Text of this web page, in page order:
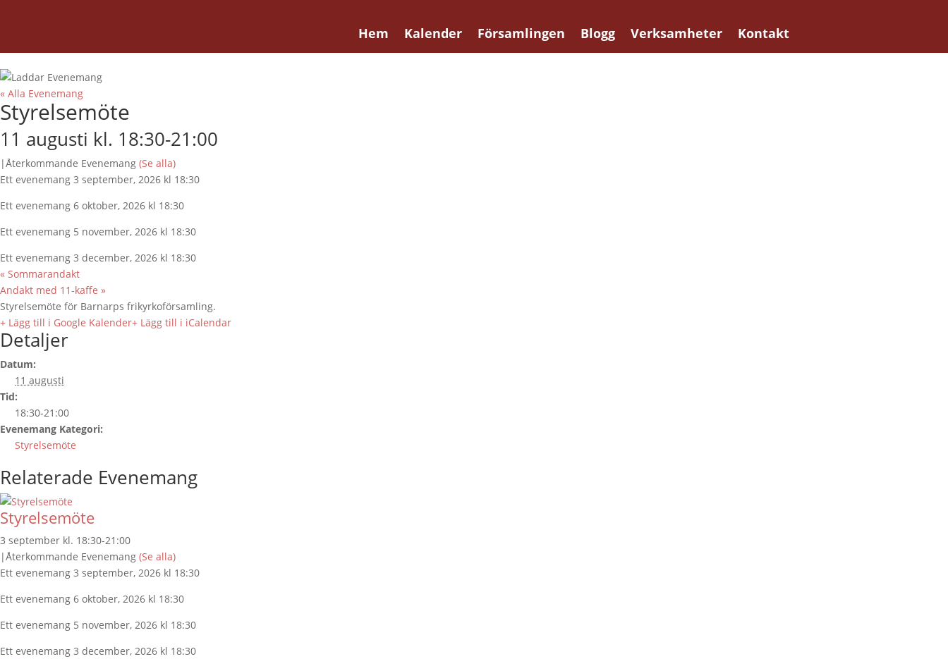
Hem Kalender Församlingen Blogg Verksamheter Kontakt
« Alla Evenemang
Styrelsemöte
11 augusti kl. 18:30-21:00
|Återkommande Evenemang (Se alla)
Ett evenemang 3 september, 2026 kl 18:30
Ett evenemang 6 oktober, 2026 kl 18:30
Ett evenemang 5 november, 2026 kl 18:30
Ett evenemang 3 december, 2026 kl 18:30
« Sommarandakt
Andakt med 11-kaffe »
Styrelsemöte för Barnarps frikyrkoförsamling.
+ Lägg till i Google Kalender+ Lägg till i iCalendar
Detaljer
Datum:
11 augusti
Tid:
18:30-21:00
Evenemang Kategori:
Styrelsemöte
Relaterade Evenemang
Styrelsemöte
3 september kl. 18:30-21:00
|Återkommande Evenemang (Se alla)
Ett evenemang 3 september, 2026 kl 18:30
Ett evenemang 6 oktober, 2026 kl 18:30
Ett evenemang 5 november, 2026 kl 18:30
Ett evenemang 3 december, 2026 kl 18:30